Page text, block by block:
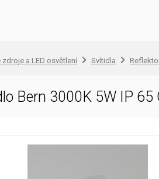
a LED osvětlení Svítidla
Bern 3000K 5W IP 65